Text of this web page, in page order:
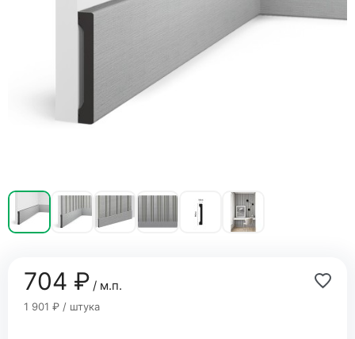
704 ₽/ м.п.
1 901 ₽ / штука